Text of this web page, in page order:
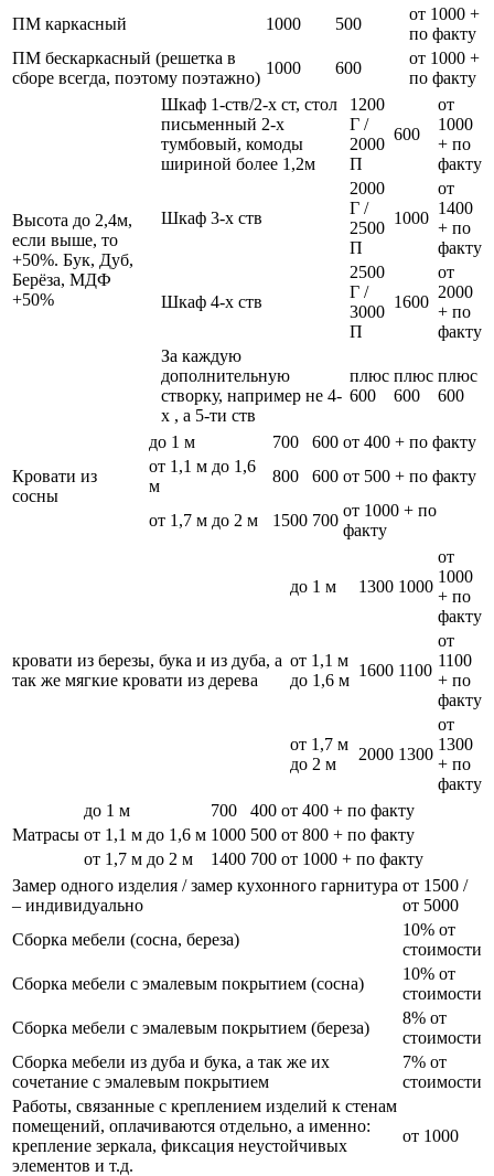
ПМ каркасный 1000 500
от 1000 +
по факту
ПМ бескаркасный (решетка в
сборе всегда, поэтому поэтажно)
1000 600
от 1000 +
по факту
Высота до 2,4м,
если выше, то
+50%. Бук, Дуб,
Берёза, МДФ
+50%
Шкаф 1-ств/2-х ст, стол
письменный 2-х
тумбовый, комоды
шириной более 1,2м
1200
Г /
2000
П
600
от
1000
+ по
факту
Шкаф 3-х ств
2000
Г /
2500
П
1000
от
1400
+ по
факту
Шкаф 4-х ств
2500
Г /
3000
П
1600
от
2000
+ по
факту
За каждую
дополнительную
створку, например не 4-
х , а 5-ти ств
плюс
600
плюс
600
плюс
600
Кровати из
сосны
до 1 м 700 600 от 400 + по факту
от 1,1 м до 1,6
м
800 600 от 500 + по факту
от 1,7 м до 2 м 1500 700
от 1000 + по
факту
кровати из березы, бука и из дуба, а
так же мягкие кровати из дерева
до 1 м 1300 1000
от
1000
+ по
факту
от 1,1 м
до 1,6 м
1600 1100
от
1100
+ по
факту
от 1,7 м
до 2 м
2000 1300
от
1300
+ по
факту
Матрасы
до 1 м 700 400 от 400 + по факту
от 1,1 м до 1,6 м 1000 500 от 800 + по факту
от 1,7 м до 2 м
1400 700 от 1000 + по факту
Замер одного изделия / замер кухонного гарнитура
– индивидуально
от 1500 /
от 5000
Сборка мебели (сосна, береза)
10% от
стоимости
Сборка мебели с эмалевым покрытием (сосна)
10% от
стоимости
Сборка мебели с эмалевым покрытием (береза)
8% от
стоимости
Сборка мебели из дуба и бука, а так же их
сочетание с эмалевым покрытием
7% от
стоимости
Работы, связанные с креплением изделий к стенам
помещений, оплачиваются отдельно, а именно:
крепление зеркала, фиксация неустойчивых
элементов и т.д.
от 1000